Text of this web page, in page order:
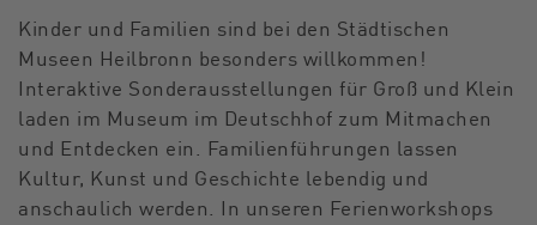
Kinder und Familien sind bei den Städtischen
Museen Heilbronn besonders willkommen!
Interaktive Sonderausstellungen für Groß und Klein
laden im Museum im Deutschhof zum Mitmachen
und Entdecken ein. Familienführungen lassen
Kultur, Kunst und Geschichte lebendig und
anschaulich werden. In unseren Ferienworkshops